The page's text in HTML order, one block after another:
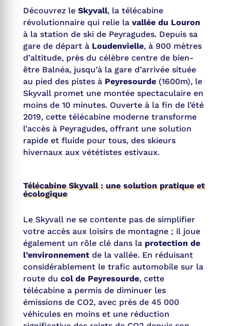
Découvrez le Skyvall, la télécabine
révolutionnaire qui relie la vallée du Louron
à la station de ski de Peyragudes. Depuis sa
gare de départ à Loudenvielle, à 900 mètres
d’altitude, près du célèbre centre de bien-
être Balnéa, jusqu’à la gare d’arrivée située
au pied des pistes à Peyresourde(1600m), le
Skyvall promet une montée spectaculaire en
moins de 10 minutes. Ouverte à la fin de l’été
2019, cette télécabine moderne transforme
l’accès à Peyragudes, offrant une solution
rapide et fluide pour tous, des skieurs
hivernaux aux vététistes estivaux.
Télécabine Skyvall: une solution pratique et
écologique
Le Skyvall ne se contente pas de simplifier
votre accès aux loisirs de montagne ; il joue
également un rôle clé dans la protection de
l’environnementde la vallée. En réduisant
considérablement le trafic automobile sur la
route du col de Peyresourde, cette
télécabine a permis de diminuer les
émissions de CO2, avec près de 45 000
véhicules en moins et une réduction